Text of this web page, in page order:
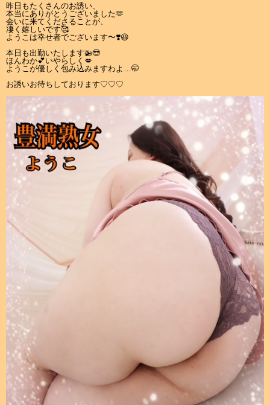
昨日もたくさんのお誘い、
本当にありがとうございました🫶
会いに来てくださることが、
凄く嬉しいです🥰
ようこは幸せ者でございます〜❣️😆
本日も出勤いたします🚁😎
ほんわか💕いやらしく💋
ようこが優しく包み込みますわよ…🤭
お誘いお待ちしております♡♡♡